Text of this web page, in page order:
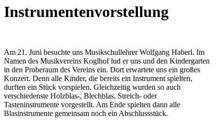
Instrumentenvorstellung
Am 21. Juni besuchte uns Musikschullehrer Wolfgang Haberl. Im
Namen des Musikvereins Koglhof lud er uns und den Kindergarten
in den Proberaum des Vereins ein. Dort erwartete uns ein großes
Konzert. Denn alle Kinder, die bereits ein Instrument spielten,
durften ein Stück vorspielen. Gleichzeitig wurden so auch
verschiedenste Holzblas-, Blechblas, Streich- oder
Tasteninstrumente vorgestellt. Am Ende spielten dann alle
Blasinstrumente gemeinsam noch ein Abschlussstück.